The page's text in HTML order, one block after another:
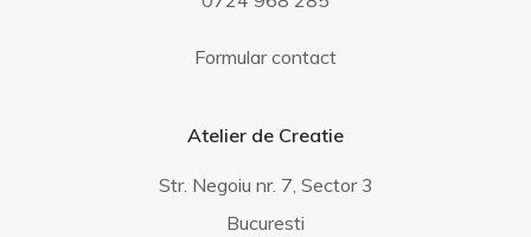
Formular contact
Atelier de Creatie
Str. Negoiu nr. 7, Sector 3
Bucuresti